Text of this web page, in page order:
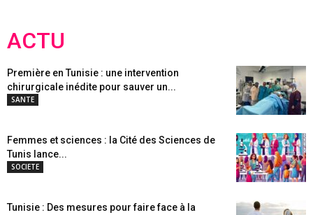
ACTU
Première en Tunisie : une intervention
chirurgicale inédite pour sauver un...
SANTE
Femmes et sciences : la Cité des Sciences de
Tunis lance...
SOCIETE
Tunisie : Des mesures pour faire face à la